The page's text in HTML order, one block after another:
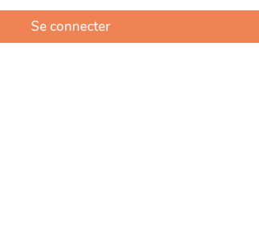
Se connecter